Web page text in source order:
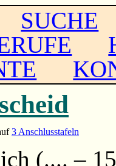
SUCHE
3 Anschlusstafeln
(.... –